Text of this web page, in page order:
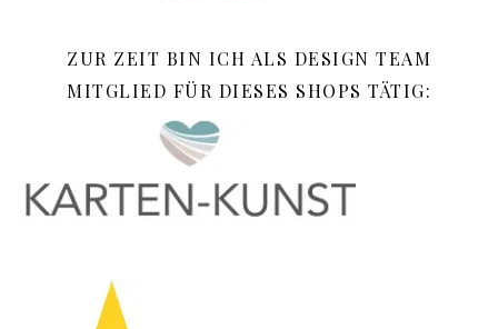
ZUR ZEIT BIN ICH ALS DESIGN TEAM
MITGLIED FÜR DIESES SHOPS TÄTIG: